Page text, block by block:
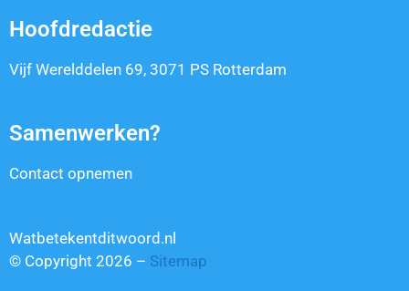
Hoofdredactie
Vijf Werelddelen 69, 3071 PS Rotterdam
Samenwerken?
Contact opnemen
Watbetekentditwoord.nl
© Copyright 2026 – Sitemap